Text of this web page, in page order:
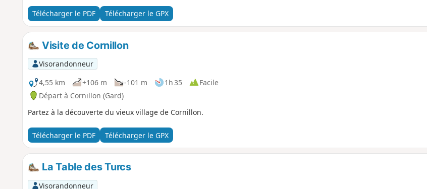
l'eau : https://www.rdbrmc.com/hydroreel2/statio...
Télécharger le PDF Télécharger le GPX
Visite de Cornillon
Visorandonneur
4,55 km
+106 m -101 m 1h 35
Facile
Départ à Cornillon (Gard)
Partez à la découverte du vieux village de Cornillon.
Télécharger le PDF Télécharger le GPX
La Table des Turcs
Visorandonneur